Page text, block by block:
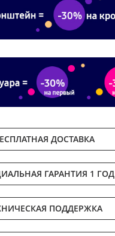
ДОСТАВКА
ГАРАНТИЯ 1 ГОД
ПОДДЕРЖКА